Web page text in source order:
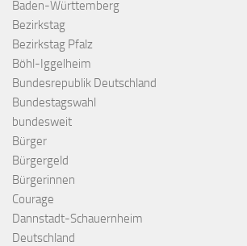
Baden-Württemberg
Bezirkstag
Bezirkstag Pfalz
Böhl-Iggelheim
Bundesrepublik Deutschland
Bundestagswahl
bundesweit
Bürger
Bürgergeld
Bürgerinnen
Courage
Dannstadt-Schauernheim
Deutschland